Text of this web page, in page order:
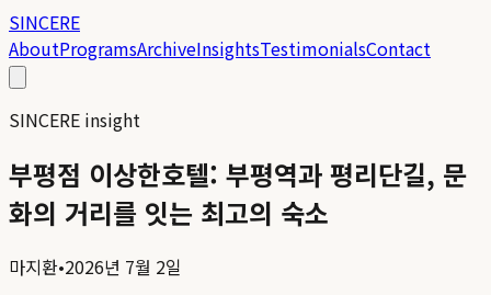
SINCERE
AboutProgramsArchiveInsightsTestimonialsContact
SINCERE insight
부평점 이상한호텔: 부평역과 평리단길, 문
화의 거리를 잇는 최고의 숙소
마지환•2026년 7월 2일